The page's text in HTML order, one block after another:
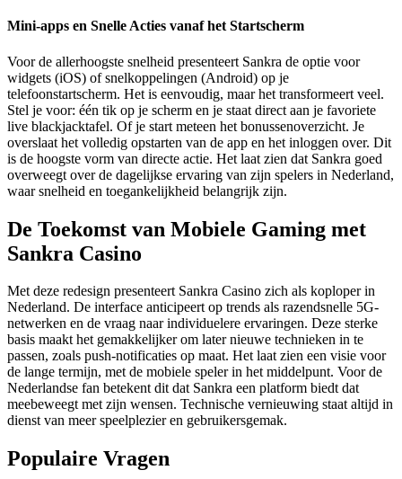
Mini-apps en Snelle Acties vanaf het Startscherm
Voor de allerhoogste snelheid presenteert Sankra de optie voor
widgets (iOS) of snelkoppelingen (Android) op je
telefoonstartscherm. Het is eenvoudig, maar het transformeert veel.
Stel je voor: één tik op je scherm en je staat direct aan je favoriete
live blackjacktafel. Of je start meteen het bonussenoverzicht. Je
overslaat het volledig opstarten van de app en het inloggen over. Dit
is de hoogste vorm van directe actie. Het laat zien dat Sankra goed
overweegt over de dagelijkse ervaring van zijn spelers in Nederland,
waar snelheid en toegankelijkheid belangrijk zijn.
De Toekomst van Mobiele Gaming met
Sankra Casino
Met deze redesign presenteert Sankra Casino zich als koploper in
Nederland. De interface anticipeert op trends als razendsnelle 5G-
netwerken en de vraag naar individuelere ervaringen. Deze sterke
basis maakt het gemakkelijker om later nieuwe technieken in te
passen, zoals push-notificaties op maat. Het laat zien een visie voor
de lange termijn, met de mobiele speler in het middelpunt. Voor de
Nederlandse fan betekent dit dat Sankra een platform biedt dat
meebeweegt met zijn wensen. Technische vernieuwing staat altijd in
dienst van meer speelplezier en gebruikersgemak.
Populaire Vragen